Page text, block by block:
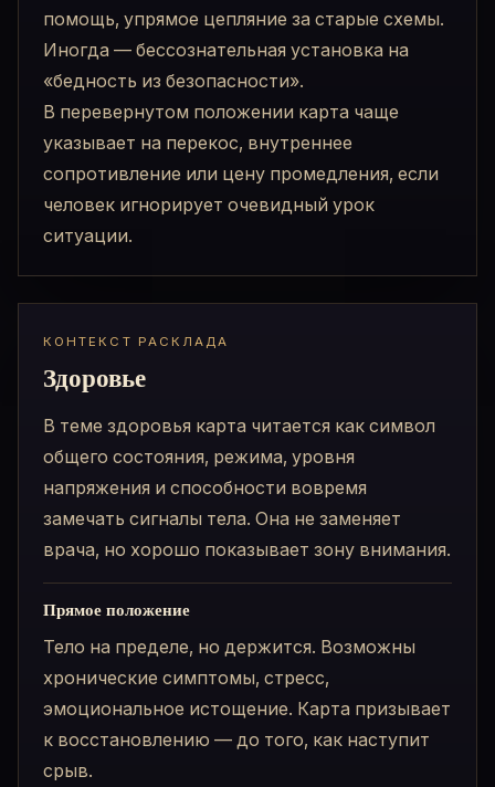
помощь, упрямое цепляние за старые схемы.
Иногда — бессознательная установка на
«бедность из безопасности».
В перевернутом положении карта чаще
указывает на перекос, внутреннее
сопротивление или цену промедления, если
человек игнорирует очевидный урок
ситуации.
КОНТЕКСТ РАСКЛАДА
Здоровье
В теме здоровья карта читается как символ
общего состояния, режима, уровня
напряжения и способности вовремя
замечать сигналы тела. Она не заменяет
врача, но хорошо показывает зону внимания.
Прямое положение
Тело на пределе, но держится. Возможны
хронические симптомы, стресс,
эмоциональное истощение. Карта призывает
к восстановлению — до того, как наступит
срыв.